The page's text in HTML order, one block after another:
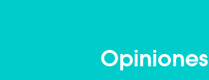
Opiniones